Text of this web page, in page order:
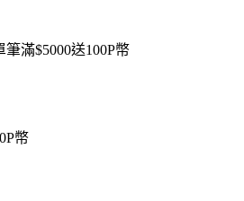
筆滿$5000送100P幣
幣